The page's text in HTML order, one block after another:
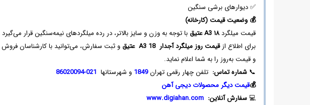
✅ دیوارهای برشی سنگین
💰 وضعیت قیمت (کارخانه)
قیمت میلگرد۱۸ عتیق با توجه به وزن و سایز بالاتر، در رده میلگردهای نیمه‌سنگین قرار
برای اطلاع ازقیمت روز میلگرد آجدار 18 عتیق و ثبت سفارش، می‌توانید با کارشناسان فروش
و قیمت به‌روز را به شما اعلام نماید.
📞 شماره تماس: تلفن چهار رقمی تهران1849 و شهرستانها 021-86020094
💰قیمت دیگر محصولات دیجی آهن
💻 سفارش آنلاین: www.digiahan.com